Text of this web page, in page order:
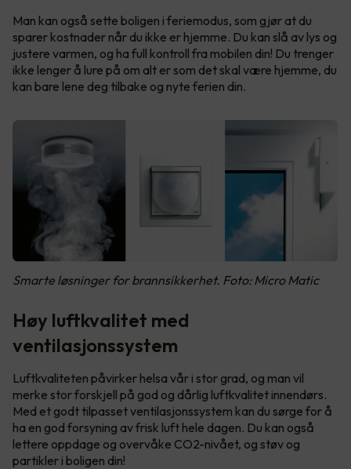
Man kan også sette boligen i feriemodus, som gjør at du
sparer kostnader når du ikke er hjemme. Du kan slå av lys og
justere varmen, og ha full kontroll fra mobilen din! Du trenger
ikke lenger å lure på om alt er som det skal være hjemme, du
kan bare lene deg tilbake og nyte ferien din.
Smarte løsninger for brannsikkerhet. Foto: Micro Matic
Høy luftkvalitet med
ventilasjonssystem
Luftkvaliteten påvirker helsa vår i stor grad, og man vil
merke stor forskjell på god og dårlig luftkvalitet innendørs.
Med et godt tilpasset ventilasjonssystem kan du sørge for å
ha en god forsyning av frisk luft hele dagen. Du kan også
lettere oppdage og overvåke CO2-nivået, og støv og
partikler i boligen din!